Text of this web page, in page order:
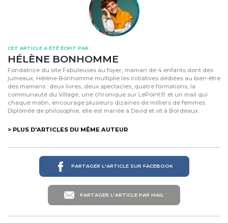
CET ARTICLE A ÉTÉ ÉCRIT PAR :
HÉLÈNE BONHOMME
Fondatrice du site Fabuleuses au foyer, maman de 4 enfants dont des
jumeaux, Hélène Bonhomme multiplie les initiatives dédiées au bien-être
des mamans : deux livres, deux spectacles, quatre formations, la
communauté du Village, une chronique sur LePoint.fr et un mail qui
chaque matin, encourage plusieurs dizaines de milliers de femmes.
Diplômée de philosophie, elle est mariée à David et vit à Bordeaux.
> PLUS D'ARTICLES DU MÊME AUTEUR
PARTAGER L'ARTICLE SUR FACEBOOK
PARTAGER L'ARTICLE PAR MAIL